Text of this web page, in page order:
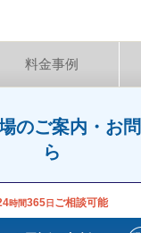
待合室を完備して
待合ロビー・待合室
能です。
料金事例
のご案内・お
ら
時間365日 ご相談可能